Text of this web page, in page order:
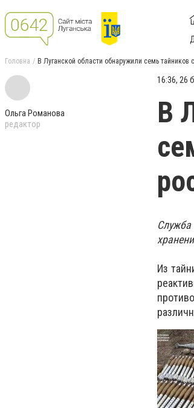
Головна В Луганской области обнаружили семь
Ольга Романова
редактор
16:36, 26
В
Из